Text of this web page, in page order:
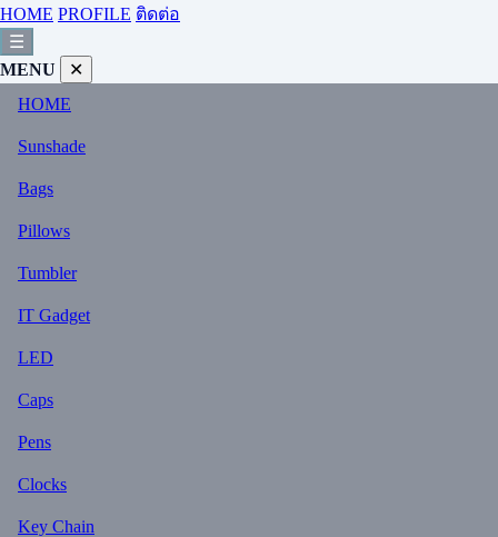
HOME PROFILE ติดต่อ
☰
MENU
✕
HOME
Sunshade
Bags
Pillows
Tumbler
IT Gadget
LED
Caps
Pens
Clocks
Key Chain